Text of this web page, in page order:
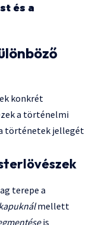
és a
konkrét
a történelmi
történetek jellegét
terepe a
mellett
is